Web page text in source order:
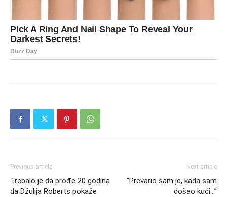
Previous article
Trebalo je da prođe 20 godina
da Džulija Roberts pokaže
Next article
“Prevario sam je, kada sam
došao kući…”